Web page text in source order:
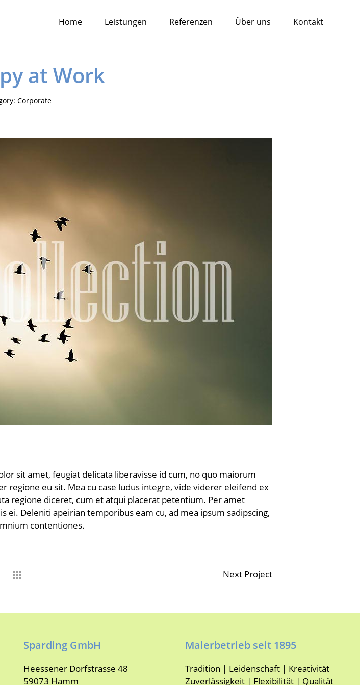
Home Leistungen Referenzen Über uns Kontakt
at Work
Corporate
sit amet, feugiat delicata liberavisse id cum, no quo maiorum
regione eu sit. Mea cu case ludus integre, vide viderer eleifend ex
regione diceret, cum et atqui placerat petentium. Per amet
ei. Deleniti apeirian temporibus eam cu, ad mea ipsum sadipscing,
contentiones.
Next Project
Sparding GmbH
Heessener Dorfstrasse 48
59073 Hamm
Malerbetrieb seit 1895
Tradition | Leidenschaft | Kreativität
Zuverlässigkeit | Flexibilität | Qualität